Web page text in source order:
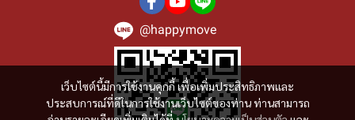
เว็บไซต์นี้มีการใช้งานคุกกี้ เพื่อเพิ่มประสิทธิภาพและ
ประสบการณ์ที่ดีในการใช้งานเว็บไซต์ของท่าน ท่านสามารถ
@happymove